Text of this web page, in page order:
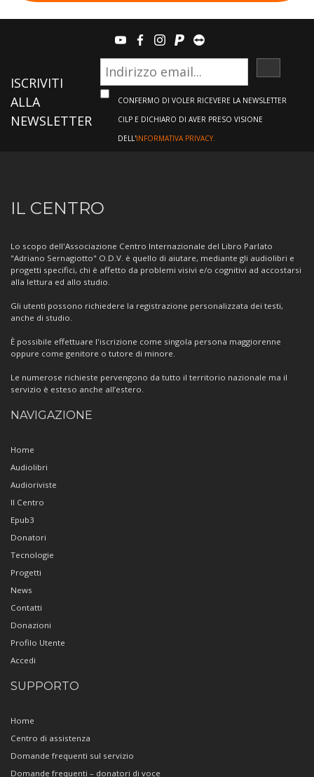
youtubefacebook
instagram
paypalteamviewer
ISCRIVITI
ALLA
NEWSLETTER
CONFERMO DI VOLER RICEVERE LA NEWSLETTER
CILP E DICHIARO DI AVER PRESO VISIONE
DELL'INFORMATIVA PRIVACY.
Informazioni
sul
Centro
IL CENTRO
Lo scopo dell'Associazione Centro Internazionale del Libro Parlato
"Adriano Sernagiotto" O.D.V. è quello di aiutare, mediante gli audiolibri e
progetti specifici, chi è affetto da problemi visivi e/o cognitivi ad accostarsi
alla lettura ed allo studio.
Gli utenti possono richiedere la registrazione personalizzata dei testi,
anche di studio.
È possibile effettuare l'iscrizione come singola persona maggiorenne
oppure come genitore o tutore di minore.
Le numerose richieste pervengono da tutto il territorio nazionale ma il
servizio è esteso anche all’estero.
NAVIGAZIONE
Home
Audiolibri
Audioriviste
Il Centro
Epub3
Donatori
Tecnologie
Progetti
News
Contatti
Donazioni
Profilo Utente
Accedi
SUPPORTO
Home
Centro di assistenza
Domande frequenti sul servizio
Domande frequenti – donatori di voce